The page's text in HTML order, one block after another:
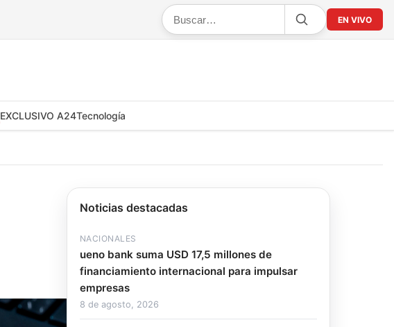
EN VIVO
EXCLUSIVO A24Tecnología
Noticias destacadas
NACIONALES
ueno bank suma USD 17,5 millones de
financiamiento internacional para impulsar
empresas
8 de agosto, 2026